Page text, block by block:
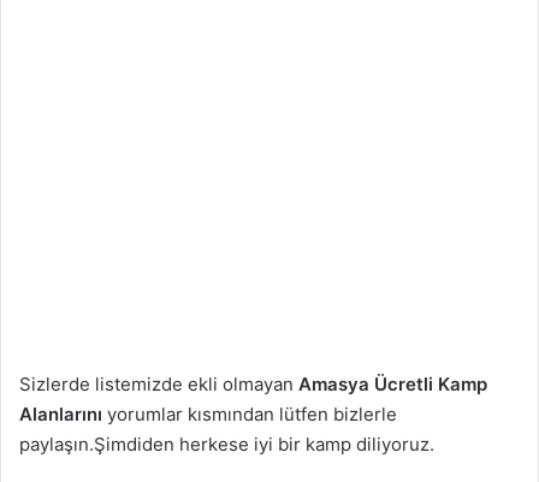
Sizlerde listemizde ekli olmayan Amasya Ücretli Kamp
Alanlarını yorumlar kısmından lütfen bizlerle
paylaşın.Şimdiden herkese iyi bir kamp diliyoruz.